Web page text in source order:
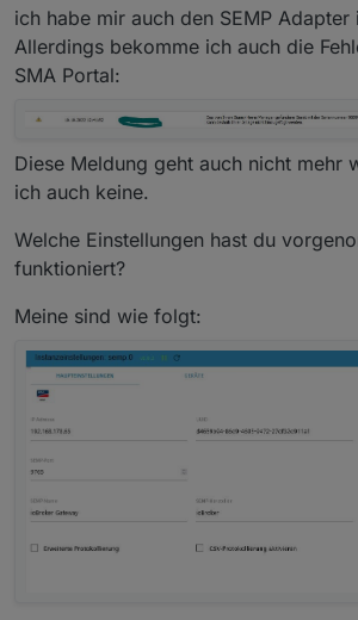
Wollte meinen E-Heizstab
eingeschaltet wird automatisch
Hier meine Geräteeinstellungen
ich habe mir auch den SEMP Adapter
Allerdings bekomme ich auch die
SMA Portal:
Diese Meldung geht auch nicht mehr
ich auch keine.
Welche Einstellungen hast du
funktioniert?
Meine sind wie folgt: